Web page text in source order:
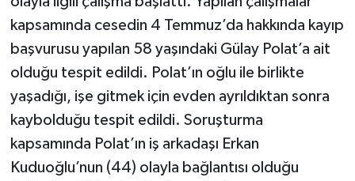
kapsamında cesedin 4 Temmuz’da hakkında kayıp
başvurusu yapılan 58 yaşındaki Gülay Polat’a ait
olduğu tespit edildi. Polat’ın oğlu ile birlikte
yaşadığı, işe gitmek için evden ayrıldıktan sonra
kaybolduğu tespit edildi. Soruşturma
kapsamında Polat’ın iş arkadaşı Erkan
Kuduoğlu’nun (44) olayla bağlantısı olduğu